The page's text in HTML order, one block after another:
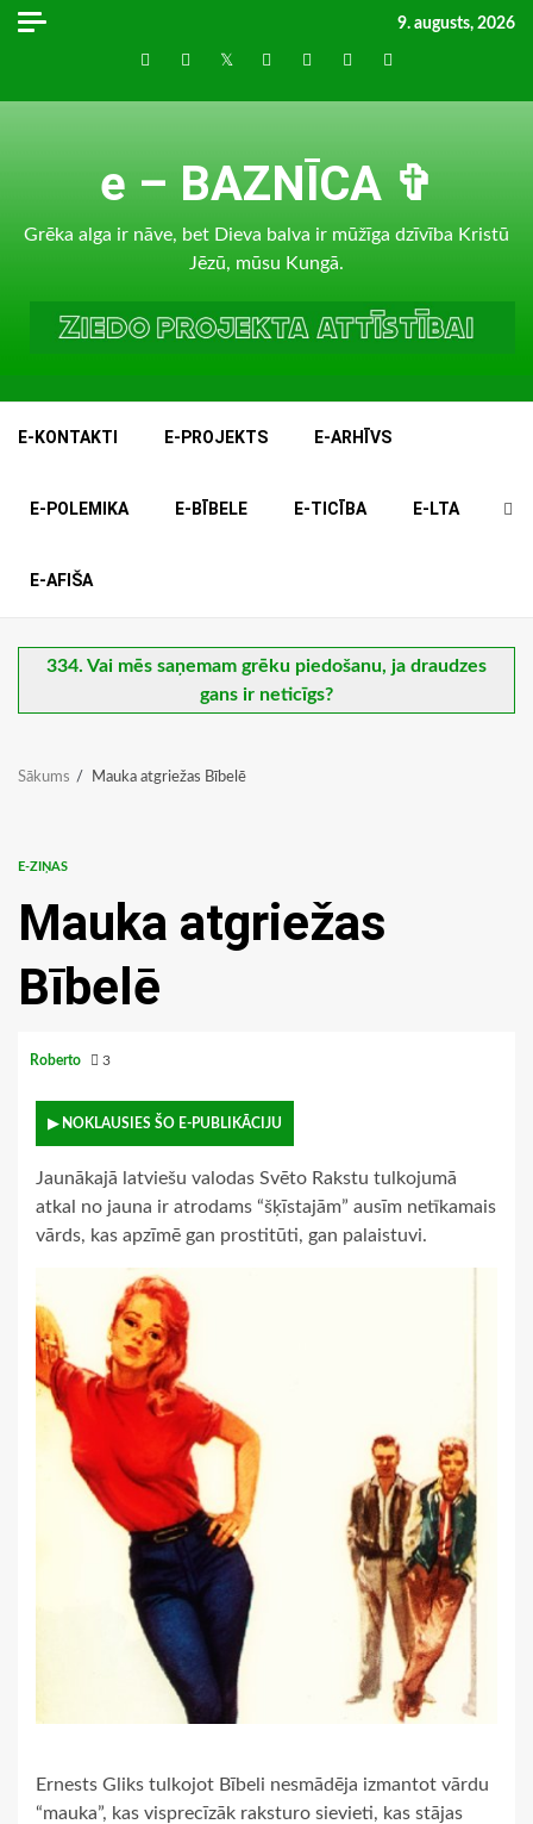
Skip
9. augusts, 2026
Draugiem
Facebook
TwitterInstagram
LinkedInwhatsapp
RSS
e – BAZNĪCA ✞
Grēka alga ir nāve, bet Dieva balva ir mūžīga dzīvība Kristū
Jēzū, mūsu Kungā.
E-KONTAKTI E-PROJEKTS E-ARHĪVS
E-POLEMIKA E-BĪBELE E-TICĪBA E-LTA
E-AFIŠA
334. Vai mēs saņemam grēku piedošanu, ja draudzes
gans ir neticīgs?
Sākums Mauka atgriežas Bībelē
E-ZIŅAS
Mauka atgriežas
Bībelē
Roberto 3
▶ NOKLAUSIES ŠO E-PUBLIKĀCIJU
Jaunākajā latviešu valodas Svēto Rakstu tulkojumā
atkal no jauna ir atrodams “šķīstajām” ausīm netīkamais
vārds, kas apzīmē gan prostitūti, gan palaistuvi.
Ernests Gliks tulkojot Bībeli nesmādēja izmantot vārdu
“mauka”, kas visprecīzāk raksturo sievieti, kas stājas